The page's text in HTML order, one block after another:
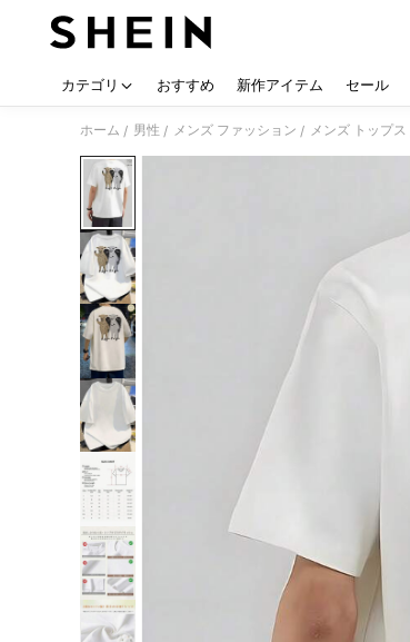
カテゴリ おすすめ 新作アイテム セール
ホーム / 男性 / メンズ ファッション / メンズ トップス